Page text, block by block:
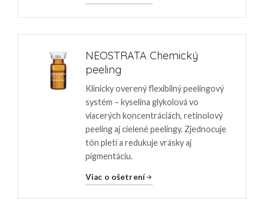
NEOSTRATA Chemický
peeling
Klinicky overený flexibilný peelingový
systém – kyselina glykolová vo
viacerých koncentráciách, retinolový
peeling aj cielené peelingy. Zjednocuje
tón pleti a redukuje vrásky aj
pigmentáciu.
Viac o ošetrení